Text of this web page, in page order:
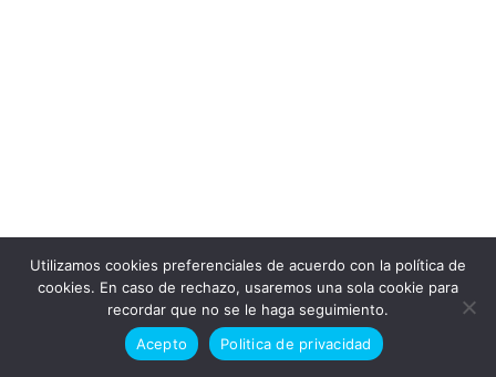
Doctor en alaska © Todos los derechos reservados 2026
Politica de cookiesPolitica de privacidad
Utilizamos cookies preferenciales de acuerdo con la política de
cookies. En caso de rechazo, usaremos una sola cookie para
recordar que no se le haga seguimiento.
Acepto
Politica de privacidad